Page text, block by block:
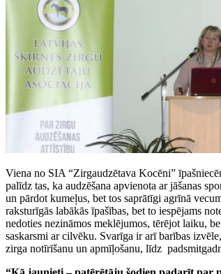
Viena no SIA “Zirgaudzētava Kocēni”
palīdz tas, ka audzēšana apvienota ar jāšanas
un pārdot kumeļus, bet tos saprātīgi agrīnā
raksturīgās labākās īpašības, bet to iespējams
nedoties nezināmos meklējumos, tērējot laiku,
saskarsmi ar cilvēku. Svarīga ir arī barības
zirga notīrīšanu un apmīļošanu, līdz